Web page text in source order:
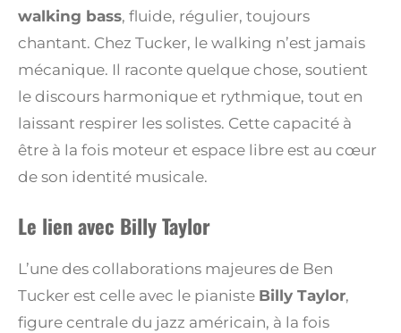
walking bass, fluide, régulier, toujours
chantant. Chez Tucker, le walking n’est jamais
mécanique. Il raconte quelque chose, soutient
le discours harmonique et rythmique, tout en
laissant respirer les solistes. Cette capacité à
être à la fois moteur et espace libre est au cœur
de son identité musicale.
Le lien avec Billy Taylor
L’une des collaborations majeures de Ben
Tucker est celle avec le pianiste Billy Taylor,
figure centrale du jazz américain, à la fois